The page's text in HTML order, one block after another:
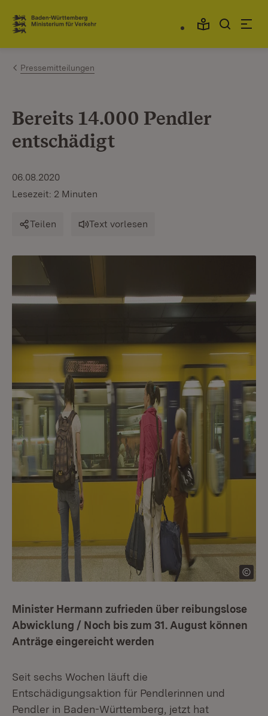
Zum Inhalt springen
Link zur Startseite
Pressemitteilungen
Bereits 14.000 Pendler
entschädigt
06.08.2020
Lesezeit: 2 Minuten
Teilen Text vorlesen
Minister Hermann zufrieden über reibungslose
Abwicklung / Noch bis zum 31. August können
Anträge eingereicht werden
Seit sechs Wochen läuft die
Entschädigungsaktion für Pendlerinnen und
Pendler in Baden-Württemberg, jetzt hat